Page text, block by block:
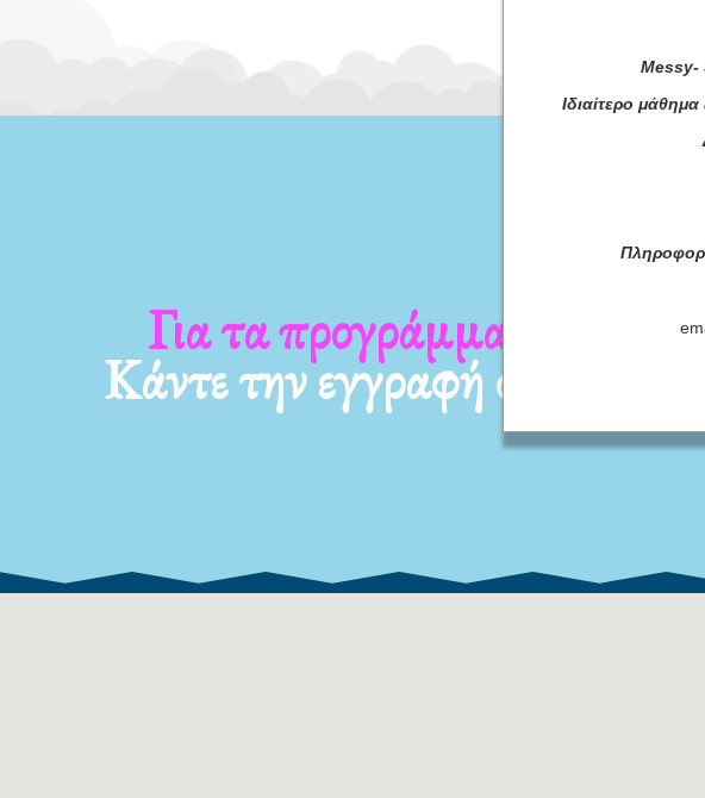
νέα μας Για τα προγράμματά
Κάντε την εγγραφή σας τώρα!
Messy-
Ιδιαίτερο